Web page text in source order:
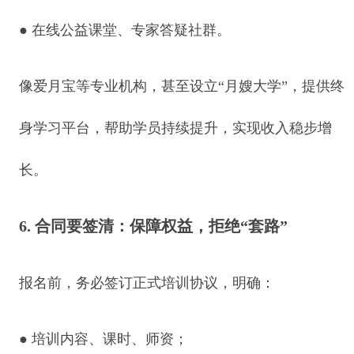
● 在线公益课堂、专家答疑社群。
像爱月宝等专业机构，甚至设立“月嫂大学”，提供终
身学习平台，帮助学员持续提升，实现收入稳步增
长。
6. 合同要签清：保障权益，拒绝“套路”
报名前，务必签订正式培训协议，明确：
● 培训内容、课时、师资；